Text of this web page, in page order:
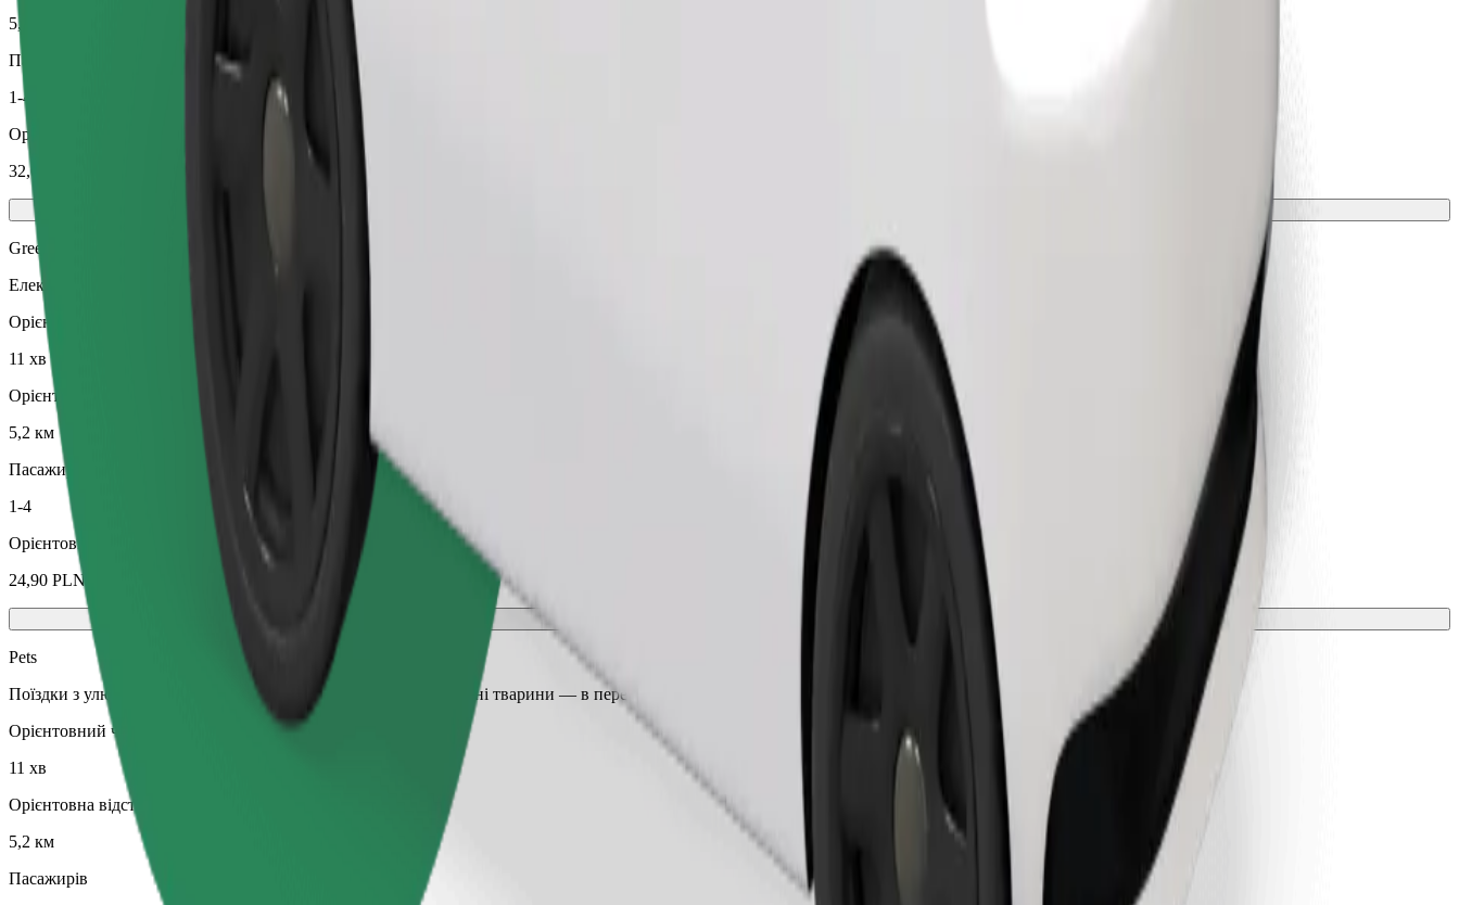
5,2 км
Пасажирів
1-4
Орієнтовна вартість
32,00 PLN
Green
Електричні та гібридні авто
Орієнтовний час поїздки
11 хв
Орієнтовна відстань
5,2 км
Пасажирів
1-4
Орієнтовна вартість
24,90 PLN
Pets
Поїздки з улюбленцем. Собаки мають бути в наморднику, дрібні тварини — в переноску, а сидіння захищені ковдрою або підстилкою.
Орієнтовний час поїздки
11 хв
Орієнтовна відстань
5,2 км
Пасажирів